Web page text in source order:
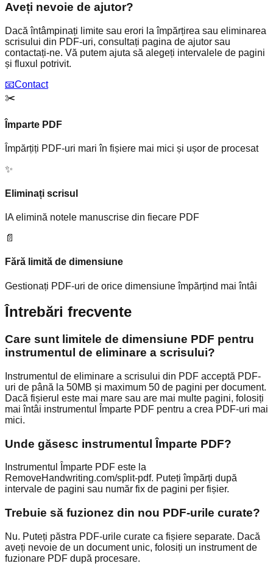
Aveți nevoie de ajutor?
Dacă întâmpinați limite sau erori la împărțirea sau eliminarea
scrisului din PDF-uri, consultați pagina de ajutor sau
contactați-ne. Vă putem ajuta să alegeți intervalele de pagini
și fluxul potrivit.
📧Contact
✂️
Împarte PDF
Împărțiți PDF-uri mari în fișiere mai mici și ușor de procesat
✨
Eliminați scrisul
IA elimină notele manuscrise din fiecare PDF
📄
Fără limită de dimensiune
Gestionați PDF-uri de orice dimensiune împărțind mai întâi
Întrebări frecvente
Care sunt limitele de dimensiune PDF pentru
instrumentul de eliminare a scrisului?
Instrumentul de eliminare a scrisului din PDF acceptă PDF-
uri de până la 50MB și maximum 50 de pagini per document.
Dacă fișierul este mai mare sau are mai multe pagini, folosiți
mai întâi instrumentul Împarte PDF pentru a crea PDF-uri mai
mici.
Unde găsesc instrumentul Împarte PDF?
Instrumentul Împarte PDF este la
RemoveHandwriting.com/split-pdf. Puteți împărți după
intervale de pagini sau număr fix de pagini per fișier.
Trebuie să fuzionez din nou PDF-urile curate?
Nu. Puteți păstra PDF-urile curate ca fișiere separate. Dacă
aveți nevoie de un document unic, folosiți un instrument de
fuzionare PDF după procesare.